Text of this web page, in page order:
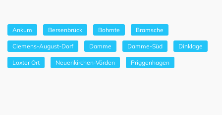
Ankum Bersenbrück Bohmte Bramsche
Clemens-August-Dorf Damme Damme-Süd Dinklage
Loxter Ort Neuenkirchen-Vörden Priggenhagen